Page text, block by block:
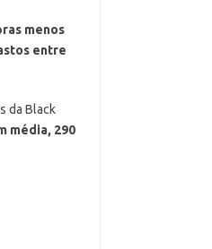
menos
entre
da Black
média, 290